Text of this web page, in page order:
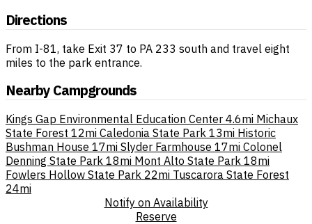
Directions
From I-81, take Exit 37 to PA 233 south and travel eight
miles to the park entrance.
Nearby Campgrounds
Kings Gap Environmental Education Center 4.6mi Michaux
State Forest 12mi Caledonia State Park 13mi Historic
Bushman House 17mi Slyder Farmhouse 17mi Colonel
Denning State Park 18mi Mont Alto State Park 18mi
Fowlers Hollow State Park 22mi Tuscarora State Forest
24mi
Notify on Availability
Reserve